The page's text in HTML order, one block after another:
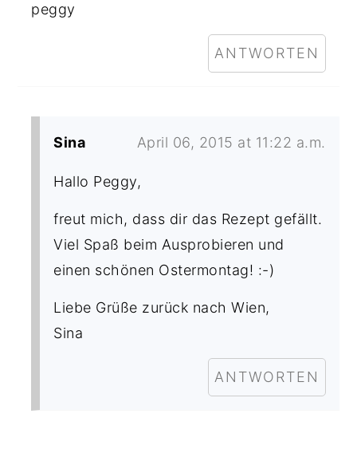
peggy
ANTWORTEN
Sina April 06, 2015 at 11:22 a.m.
Hallo Peggy,
freut mich, dass dir das Rezept gefällt.
Viel Spaß beim Ausprobieren und
einen schönen Ostermontag! :-)
Liebe Grüße zurück nach Wien,
Sina
ANTWORTEN